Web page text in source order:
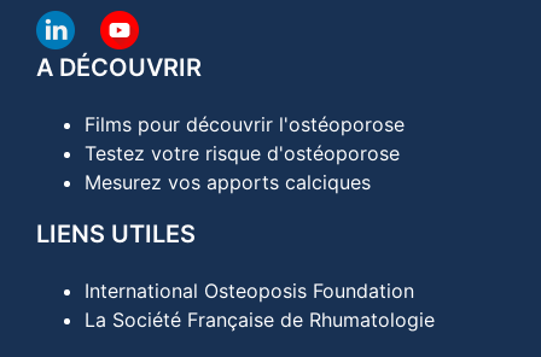
A DÉCOUVRIR
Films pour découvrir l'ostéoporose
Testez votre risque d'ostéoporose
Mesurez vos apports calciques
LIENS UTILES
International Osteoposis Foundation
La Société Française de Rhumatologie